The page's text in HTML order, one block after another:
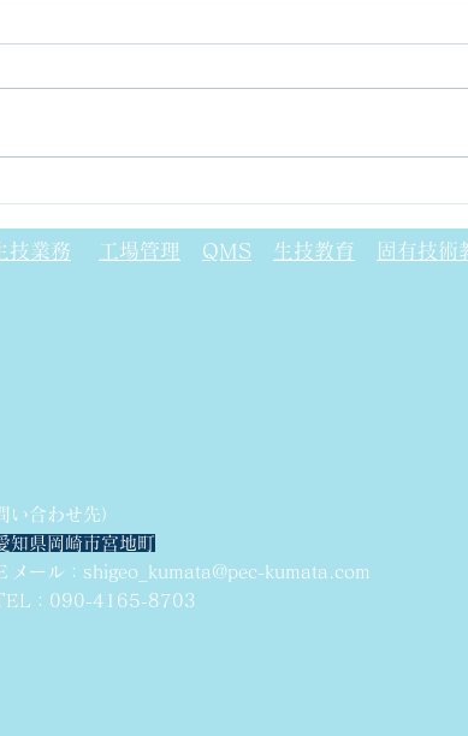
フォ
技業務 工場管理 QMS 生技教育 固有技術
い合わせ先）
県岡崎市宮地町
ール： shigeo_kumata@pec-kumata.com
：090-4165-8703